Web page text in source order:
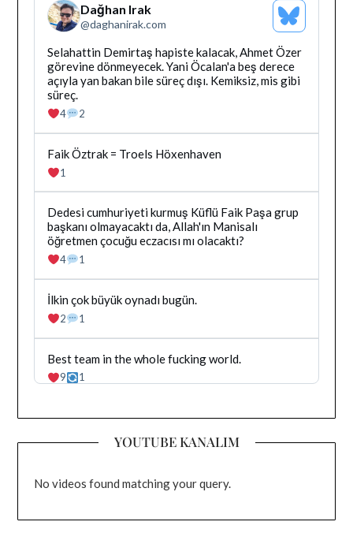
Dağhan Irak
@daghanirak.com
Bluesky
Profilini
Gor
Bluesky'da
Dağhan
Irak
tarafindan
yazilan
gonderiyi
goruntule
Selahattin Demirtaş hapiste kalacak, Ahmet Özer
görevine dönmeyecek. Yani Öcalan'a beş derece
açıyla yan bakan bile süreç dışı. Kemiksiz, mis gibi
süreç.
4 2
Bluesky'da
Dağhan
Irak
tarafindan
yazilan
gonderiyi
goruntule
Faik Öztrak = Troels Höxenhaven
1
Bluesky'da
Dağhan
Irak
tarafindan
yazilan
gonderiyi
goruntule
Dedesi cumhuriyeti kurmuş Küflü Faik Paşa grup
başkanı olmayacaktı da, Allah'ın Manisalı
öğretmen çocuğu eczacısı mı olacaktı?
4 1
Bluesky'da
Dağhan
Irak
tarafindan
yazilan
gonderiyi
goruntule
İlkin çok büyük oynadı bugün.
2 1
Bluesky'da
Dağhan
Irak
goruntule
Best team in the whole fucking world.
9 1
YOUTUBE KANALIM
No videos found matching your query.